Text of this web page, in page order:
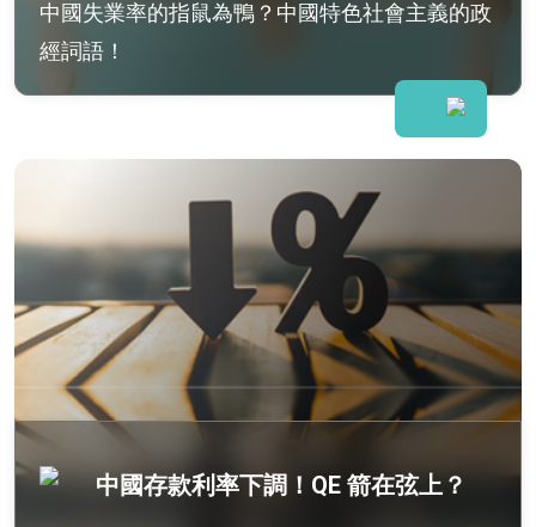
中國失業率的指鼠為鴨？中國特色社會主義的政
經詞語！
中國存款利率下調！QE 箭在弦上？